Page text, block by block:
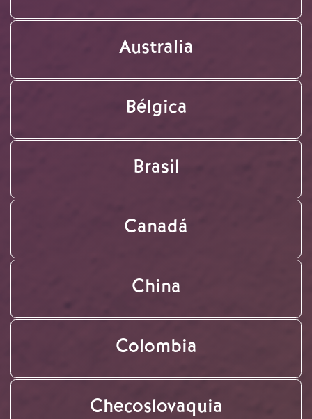
Australia
Bélgica
Brasil
Canadá
China
Colombia
Checoslovaquia